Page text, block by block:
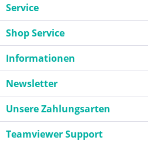
Service
Shop Service
Informationen
Newsletter
Unsere Zahlungsarten
Teamviewer Support